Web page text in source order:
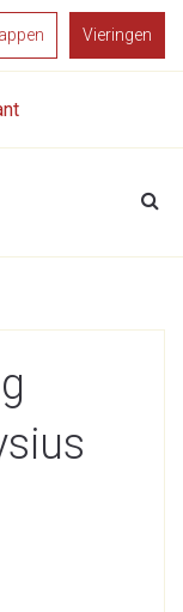
Vieringen